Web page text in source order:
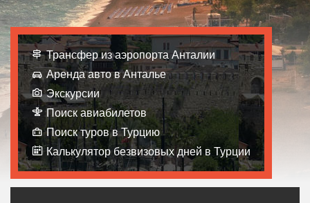
Трансфер из аэропорта Анталии
Аренда авто в Анталье
Экскурсии
Поиск авиабилетов
Поиск туров в Турцию
Калькулятор безвизовых дней в Турции